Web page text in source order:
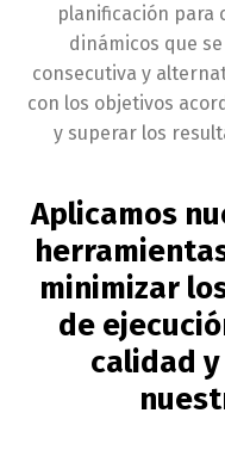
planificación para
dinámicos que
consecutiva y
con los objetivos
y superar los
Aplicamos
minimizar
de
calidad